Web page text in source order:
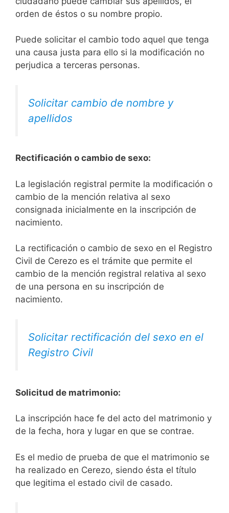
orden de éstos o su nombre propio.
Puede solicitar el cambio todo aquel que tenga
una causa justa para ello si la modificación no
perjudica a terceras personas.
Solicitar cambio de nombre y
apellidos
Rectificación o cambio de sexo:
La legislación registral permite la modificación o
cambio de la mención relativa al sexo
consignada inicialmente en la inscripción de
nacimiento.
La rectificación o cambio de sexo en el Registro
Civil de Cerezo es el trámite que permite el
cambio de la mención registral relativa al sexo
de una persona en su inscripción de
nacimiento.
Solicitar rectificación del sexo en el
Registro Civil
Solicitud de matrimonio:
La inscripción hace fe del acto del matrimonio y
de la fecha, hora y lugar en que se contrae.
Es el medio de prueba de que el matrimonio se
ha realizado en Cerezo, siendo ésta el título
que legitima el estado civil de casado.